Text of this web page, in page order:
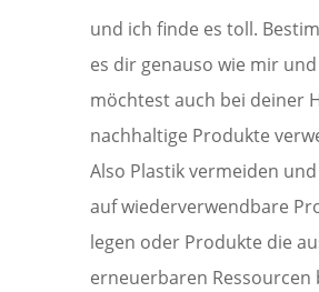
und ich finde es toll.
es dir genauso wie mir
möchtest auch bei deiner
nachhaltige Produkte
Also Plastik vermeiden
auf wiederverwendbare
legen oder Produkte die
erneuerbaren Ressourcen